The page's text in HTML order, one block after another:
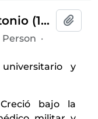
Vallejo-Nágera, Juan Antonio (1926-1990)
Person ·
y
bajo la